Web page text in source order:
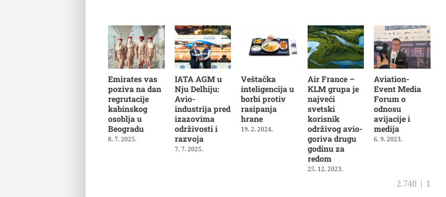
Emirates vas
poziva na dan
regrutacije
kabinskog
osoblja u
Beogradu
8. 7. 2025.
IATA AGM u
Nju Delhiju:
Avio-
industrija pred
izazovima
održivosti i
razvoja
7. 7. 2025.
Veštačka
inteligencija u
borbi protiv
rasipanja
hrane
19. 2. 2024.
Air France –
KLM grupa je
najveći
svetski
korisnik
održivog avio-
goriva drugu
godinu za
redom
25. 12. 2023.
Aviation-
Event Media
Forum o
odnosu
avijacije i
medija
6. 9. 2023.
2.740 | 1